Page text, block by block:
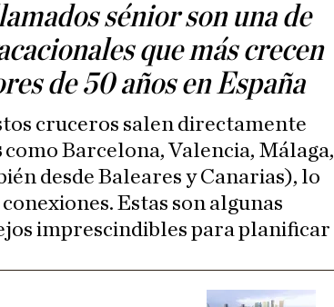
sénior son una de
que más crecen
de 50 años en España
cruceros salen directamente
como Barcelona, Valencia, Málaga,
desde Baleares y Canarias), lo
Estas son algunas
imprescindibles para planificar